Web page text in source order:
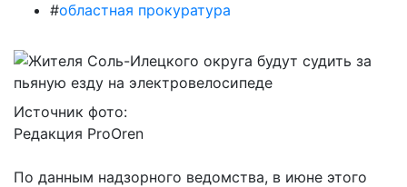
#областная прокуратура
Источник фото:
Редакция ProOren
По данным надзорного ведомства, в июне этого